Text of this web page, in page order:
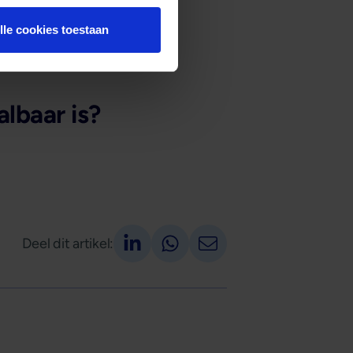
cookies toestaan
is?
Deel dit artikel: Deel op LinkedIn
Deel via Whatsapp
Deel via email